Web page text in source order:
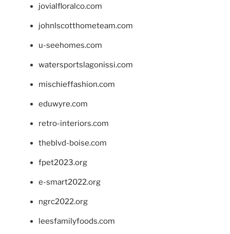
jovialfloralco.com
johnlscotthometeam.com
u-seehomes.com
watersportslagonissi.com
mischieffashion.com
eduwyre.com
retro-interiors.com
theblvd-boise.com
fpet2023.org
e-smart2022.org
ngrc2022.org
leesfamilyfoods.com